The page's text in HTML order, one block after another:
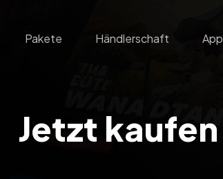
Pakete Händlerschaft App
Jetzt kaufen